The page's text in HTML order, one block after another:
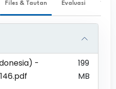
Files & Tautan Evaluasi ✨
-
199
MB